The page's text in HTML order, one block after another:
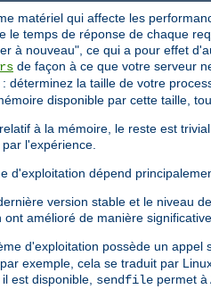
matériel qui affecte les
le temps de réponse de chaque
à nouveau", ce qui a pour effet
de façon à ce que votre serveur
déterminez la taille de votre
disponible par cette taille,
à la mémoire, le reste est
l'expérience.
d'exploitation dépend
version stable et le niveau
ont amélioré de manière
d'exploitation possède un appel
exemple, cela se traduit par
est disponible, sendfile permet à